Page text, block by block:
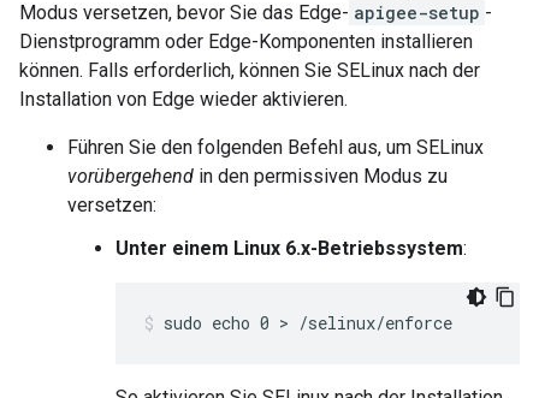
Modus versetzen, bevor Sie das Edge- apigee-setup -
Dienstprogramm oder Edge-Komponenten installieren
können. Falls erforderlich, können Sie SELinux nach der
Installation von Edge wieder aktivieren.
Führen Sie den folgenden Befehl aus, um SELinux
vorübergehend in den permissiven Modus zu
versetzen:
Unter einem Linux 6.x-Betriebssystem:
sudo echo 0 > /selinux/enforce